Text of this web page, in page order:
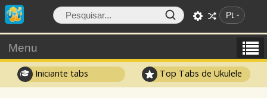
Pt
Menu
Iniciante tabs Top Tabs de Ukulele